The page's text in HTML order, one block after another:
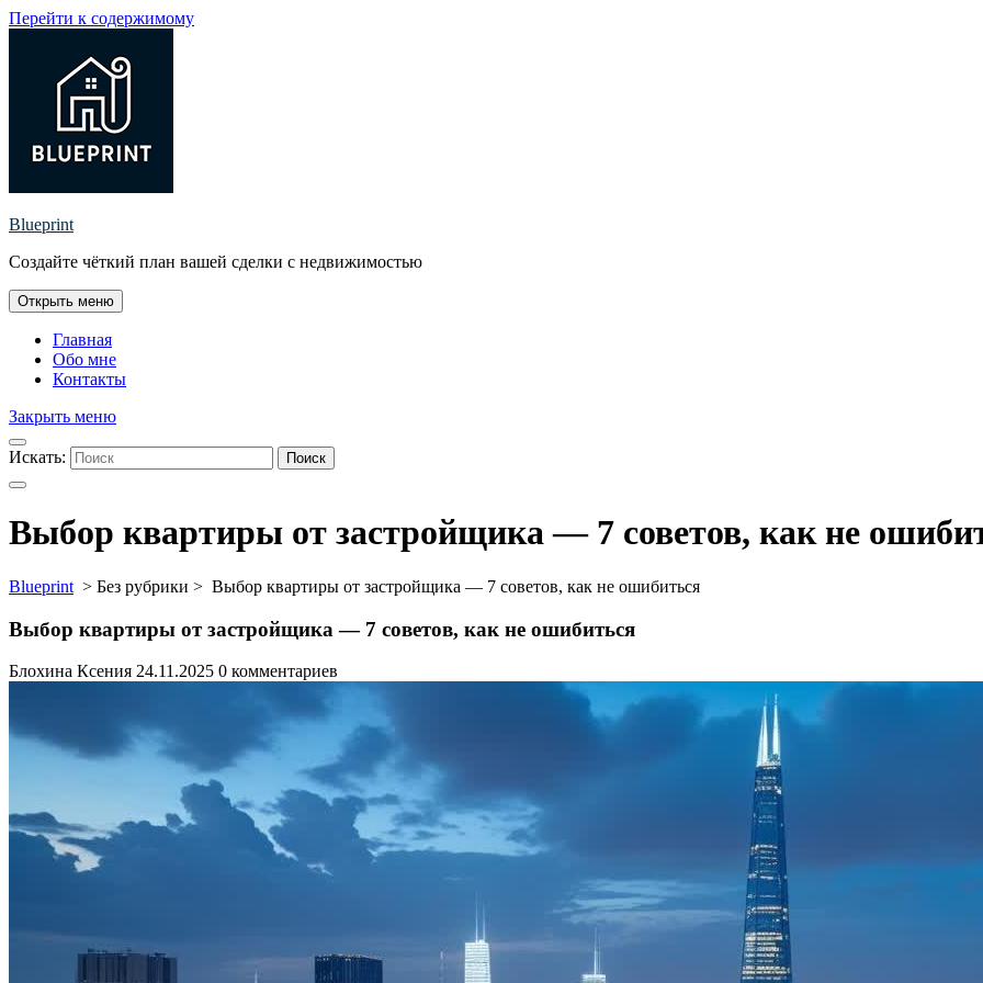
Перейти к содержимому
Blueprint
Создайте чёткий план вашей сделки с недвижимостью
Открыть меню
Главная
Обо мне
Контакты
Закрыть меню
Искать: Поиск
Выбор квартиры от застройщика — 7 советов, как не
Blueprint > Без рубрики > Выбор квартиры от застройщика — 7 советов, как не ошибиться
Выбор квартиры от застройщика — 7 советов, как не ошибиться
Блохина Ксения 24.11.2025 0 комментариев